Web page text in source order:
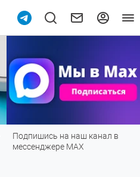
Подпишись на наш канал в
мессенджере МАХ